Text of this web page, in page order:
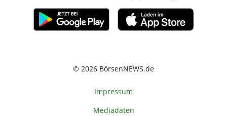
© 2026 BörsenNEWS.de
Impressum
Mediadaten